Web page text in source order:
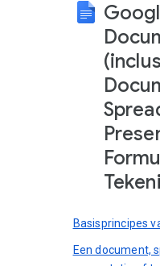
Basisprincipes
Een document,